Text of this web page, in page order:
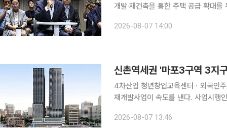
개발·재건축을 통한 주택 공급 확대
해 2031년까지 정비사업 31만 가구
2026-08-07 14:00
신촌역세권 '마포3구역 3
4차산업 청년창업교육센터ㆍ외국인주민센터 조성 서울시가 서울 마포구
재개발사업이 속도를 낸다. 사업시행
일대 '신촌지역 마포3구역 3지구 도
2026-08-07 13:46